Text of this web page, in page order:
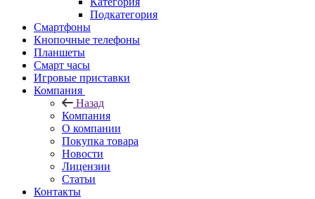
Подкатегория
Смартфоны
Кнопочные телефоны
Планшеты
Смарт часы
Игровые приставки
Компания
Назад
Компания
О компании
Покупка товара
Новости
Лицензии
Статьи
Контакты